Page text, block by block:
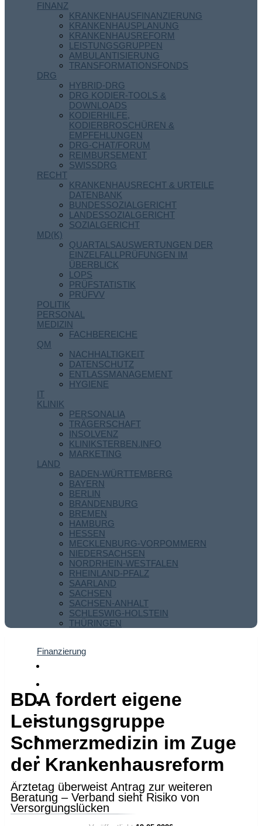
FINANZ
KRANKENHAUSFINANZIERUNG
KRANKENHAUSPLANUNG
KRANKENHAUSREFORM
LEISTUNGSGRUPPEN
AMBULANTISIERUNG
TRANSFORMATIONSFONDS
DRG
HYBRID-DRG
DRG KODIER-TOOLS &
DOWNLOADS
KODIERHILFE,
KODIERBROSCHÜREN &
EMPFEHLUNGEN
DRG-CHAT/FORUM
REIMBURSEMENT
SWISSDRG
RECHT
KRANKENHAUSRECHT & URTEILE
DATENBANK
BUNDESSOZIALGERICHT
LANDESSOZIALGERICHT
SOZIALGERICHT
MD(K)
QUARTALSAUSWERTUNGEN DER
EINZELFALLPRÜFUNGEN IM
ÜBERBLICK
LOPS
PRÜFSTATISTIK
PRÜFVV
POLITIK
PERSONAL
MEDIZIN
FACHBEREICHE
QM
NACHHALTIGKEIT
DATENSCHUTZ
ENTLASSMANAGEMENT
HYGIENE
IT
KLINIK
PERSONALIA
TRÄGERSCHAFT
INSOLVENZ
KLINIKSTERBEN.INFO
MARKETING
LAND
BADEN-WÜRTTEMBERG
BAYERN
BERLIN
BRANDENBURG
BREMEN
HAMBURG
HESSEN
MECKLENBURG-VORPOMMERN
NIEDERSACHSEN
NORDRHEIN-WESTFALEN
RHEINLAND-PFALZ
SAARLAND
SACHSEN
SACHSEN-ANHALT
SCHLESWIG-HOLSTEIN
THÜRINGEN
Finanzierung
BDA fordert eigene
Leistungsgruppe
Schmerzmedizin im Zuge
der Krankenhausreform
Ärztetag überweist Antrag zur weiteren
Beratung – Verband sieht Risiko von
Versorgungslücken